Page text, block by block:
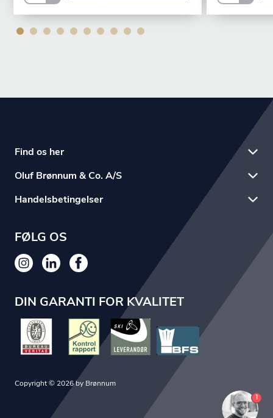
Find os her
Oluf Brønnum & Co. A/S
Handelsbetingelser
FØLG OS
DIN GARANTI FOR KVALITET
Copyright © 2026 by Brønnum
1